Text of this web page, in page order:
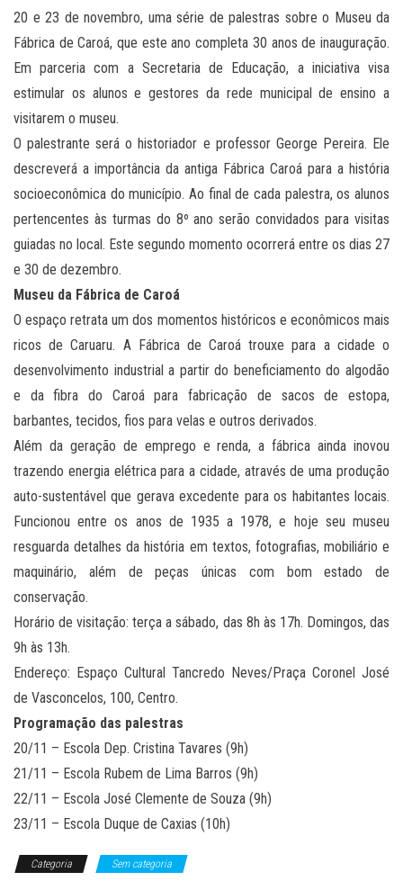
20 e 23 de novembro, uma série de palestras sobre o Museu da
Fábrica de Caroá, que este ano completa 30 anos de inauguração.
Em parceria com a Secretaria de Educação, a iniciativa visa
estimular os alunos e gestores da rede municipal de ensino a
visitarem o museu.
O palestrante será o historiador e professor George Pereira. Ele
descreverá a importância da antiga Fábrica Caroá para a história
socioeconômica do município. Ao final de cada palestra, os alunos
pertencentes às turmas do 8º ano serão convidados para visitas
guiadas no local. Este segundo momento ocorrerá entre os dias 27
e 30 de dezembro.
Museu da Fábrica de Caroá
O espaço retrata um dos momentos históricos e econômicos mais
ricos de Caruaru. A Fábrica de Caroá trouxe para a cidade o
desenvolvimento industrial a partir do beneficiamento do algodão
e da fibra do Caroá para fabricação de sacos de estopa,
barbantes, tecidos, fios para velas e outros derivados.
Além da geração de emprego e renda, a fábrica ainda inovou
trazendo energia elétrica para a cidade, através de uma produção
auto-sustentável que gerava excedente para os habitantes locais.
Funcionou entre os anos de 1935 a 1978, e hoje seu museu
resguarda detalhes da história em textos, fotografias, mobiliário e
maquinário, além de peças únicas com bom estado de
conservação.
Horário de visitação: terça a sábado, das 8h às 17h. Domingos, das
9h às 13h.
Endereço: Espaço Cultural Tancredo Neves/Praça Coronel José
de Vasconcelos, 100, Centro.
Programação das palestras
20/11 – Escola Dep. Cristina Tavares (9h)
21/11 – Escola Rubem de Lima Barros (9h)
22/11 – Escola José Clemente de Souza (9h)
23/11 – Escola Duque de Caxias (10h)
Categoria Sem categoria